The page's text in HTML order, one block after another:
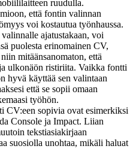
ruudulla.
että fontin valinnan
voi kostautua työnhaussa.
ajatustakaan, voi
puolesta erinomainen CV,
mitäänsanomaton, että
ulkonäön ristiriita. Vaikka fontti
hyvä käyttää sen valintaan
että se sopii omaan
työhön.
CV:een sopivia ovat esimerkiksi
Console ja Impact. Liian
tekstiasiakirjaan
suosiolla unohtaa, mikäli haluat